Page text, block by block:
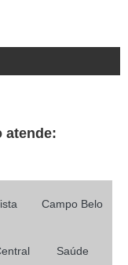
atende:
Campo Belo
Saúde